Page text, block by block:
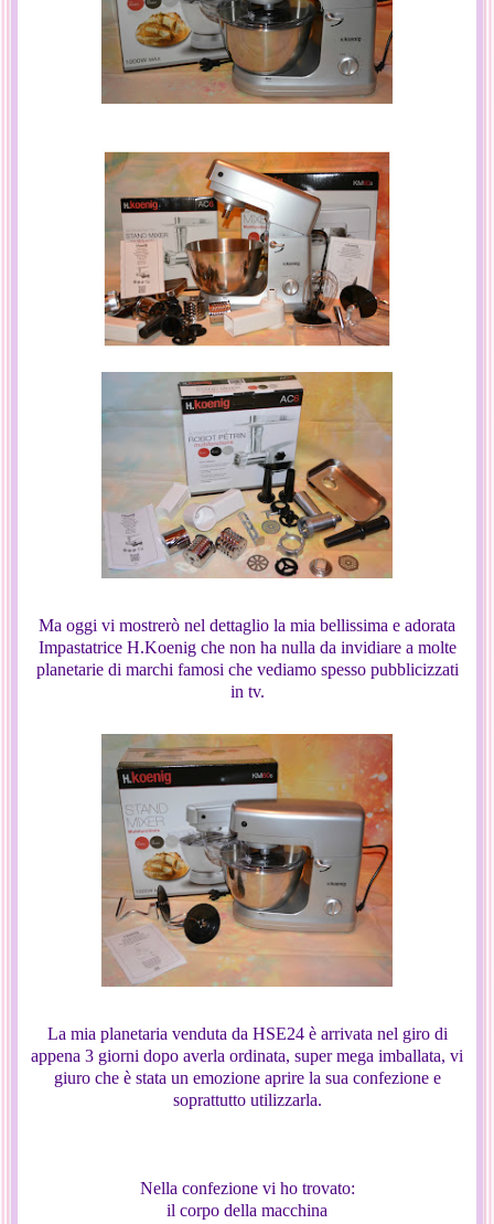
Ma oggi vi mostrerò nel dettaglio la mia bellissima e adorata
Impastatrice H.Koenig che non ha nulla da invidiare a molte
planetarie di marchi famosi che vediamo spesso pubblicizzati
in tv.
La mia planetaria venduta da HSE24 è arrivata nel giro di
appena 3 giorni dopo averla ordinata, super mega imballata, vi
giuro che è stata un emozione aprire la sua confezione e
soprattutto utilizzarla.
Nella confezione vi ho trovato:
il corpo della macchina